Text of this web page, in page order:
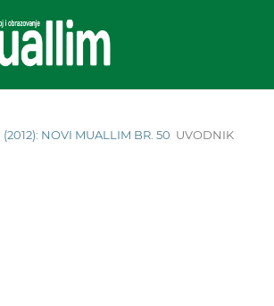
(2012): NOVI MUALLIM BR. 50 UVODNIK